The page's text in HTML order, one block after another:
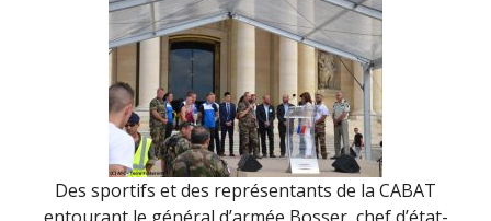
Des sportifs et des représentants de la CABAT